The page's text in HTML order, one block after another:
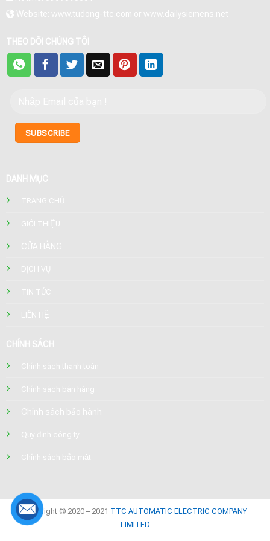
Website: www.tudong-ttc.com or www.dailysiemens.net
THEO DÕI CHÚNG TÔI
DANH MỤC
TRANG CHỦ
GIỚI THIỆU
CỬA HÀNG
DỊCH VỤ
TIN TỨC
LIÊN HỆ
CHÍNH SÁCH
Chính sách thanh toán
Chính sách bán hàng
Chính sách bảo hành
Quy định công ty
Chính sách bảo mật
Copyright © 2020 – 2021 TTC AUTOMATIC ELECTRIC COMPANY
LIMITED